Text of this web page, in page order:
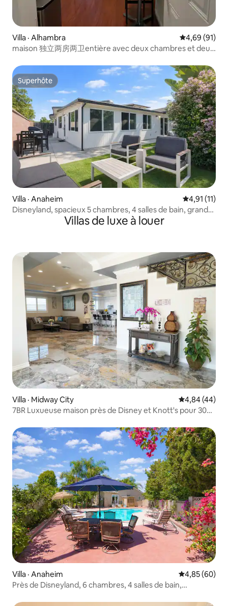
Villa · Alhambra Note
4,69 (91)
maison 独立两房两卫entière avec deux chambres et deux
Superhôte
Superhôte
Villa · Anaheim Note
4,91 (11)
Disneyland, spacieux 5 chambres, 4 salles de bain, grand
stationnementVillas de luxe à louer
Villa · Midway City Note
4,84 (44)
7BR Luxueuse maison près de Disney et Knott's pour 30
Villa · Anaheim Note
4,85 (60)
Près de Disneyland, 6 chambres, 4 salles de bain,